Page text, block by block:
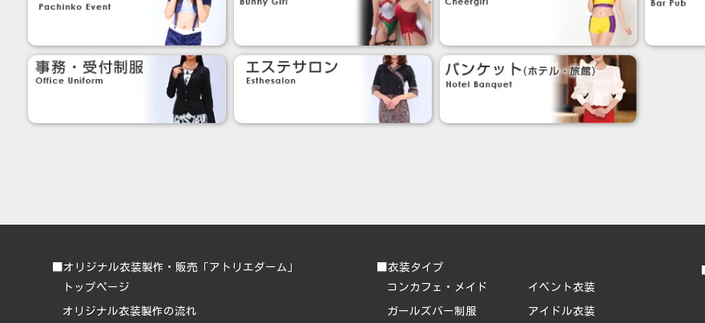
■オリジナル衣装製作・販売「アトリエダーム」
トップページ
オリジナル衣装製作の流れ
■衣装タイプ
コンカフェ・メイド
イベント衣装
ガールズバー制服 アイドル衣装